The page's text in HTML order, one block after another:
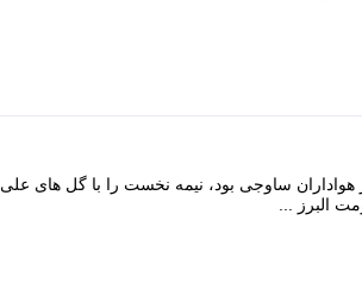
ساوجی بود، نیمه نخست را با گل های علی
البرز ...